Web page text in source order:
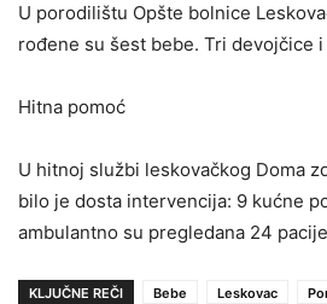
U porodilištu Opšte bolnice
rođene su šest bebe. Tri devojčice i
Hitna pomoć
U hitnoj službi leskovačkog Doma
bilo je dosta intervencija: 9 kućne
ambulantno su pregledana 24
KLJUČNE REČI Bebe Leskovac